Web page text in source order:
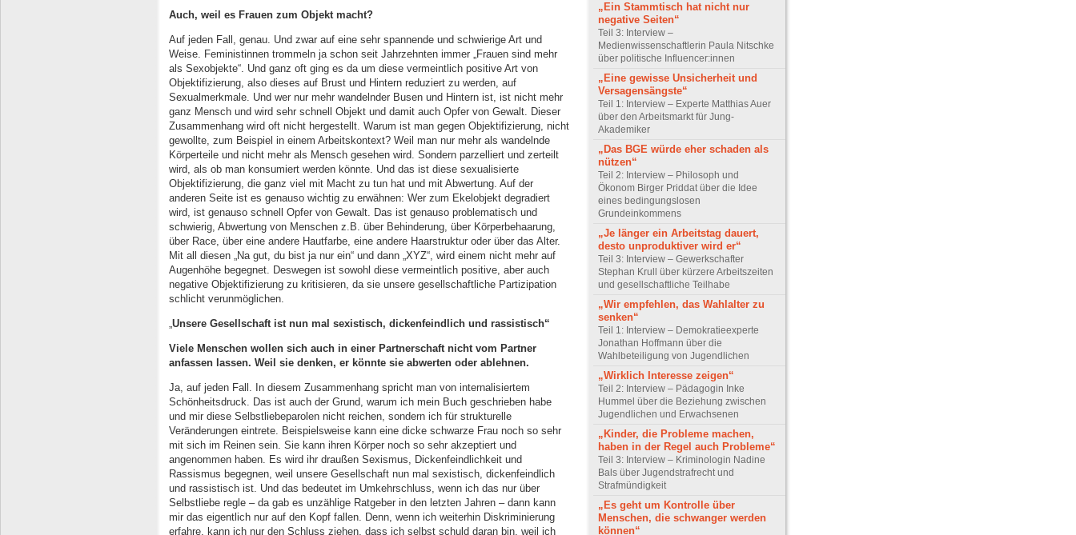
Auch, weil es Frauen zum Objekt macht?
Auf jeden Fall, genau. Und zwar auf eine sehr spannende und schwierige Art und
Weise. Feministinnen trommeln ja schon seit Jahrzehnten immer „Frauen sind mehr
als Sexobjekte“. Und ganz oft ging es da um diese vermeintlich positive Art von
Objektifizierung, also dieses auf Brust und Hintern reduziert zu werden, auf
Sexualmerkmale. Und wer nur mehr wandelnder Busen und Hintern ist, ist nicht mehr
ganz Mensch und wird sehr schnell Objekt und damit auch Opfer von Gewalt. Dieser
Zusammenhang wird oft nicht hergestellt. Warum ist man gegen Objektifizierung, nicht
gewollte, zum Beispiel in einem Arbeitskontext? Weil man nur mehr als wandelnde
Körperteile und nicht mehr als Mensch gesehen wird. Sondern parzelliert und zerteilt
wird, als ob man konsumiert werden könnte. Und das ist diese sexualisierte
Objektifizierung, die ganz viel mit Macht zu tun hat und mit Abwertung. Auf der
anderen Seite ist es genauso wichtig zu erwähnen: Wer zum Ekelobjekt degradiert
wird, ist genauso schnell Opfer von Gewalt. Das ist genauso problematisch und
schwierig, Abwertung von Menschen z.B. über Behinderung, über Körperbehaarung,
über Race, über eine andere Hautfarbe, eine andere Haarstruktur oder über das Alter.
Mit all diesen „Na gut, du bist ja nur ein“ und dann „XYZ“, wird einem nicht mehr auf
Augenhöhe begegnet. Deswegen ist sowohl diese vermeintlich positive, aber auch
negative Objektifizierung zu kritisieren, da sie unsere gesellschaftliche Partizipation
schlicht verunmöglichen.
„Unsere Gesellschaft ist nun mal sexistisch, dickenfeindlich und rassistisch“
Viele Menschen wollen sich auch in einer Partnerschaft nicht vom Partner
anfassen lassen. Weil sie denken, er könnte sie abwerten oder ablehnen.
Ja, auf jeden Fall. In diesem Zusammenhang spricht man von internalisiertem
Schönheitsdruck. Das ist auch der Grund, warum ich mein Buch geschrieben habe
und mir diese Selbstliebeparolen nicht reichen, sondern ich für strukturelle
Veränderungen eintrete. Beispielsweise kann eine dicke schwarze Frau noch so sehr
mit sich im Reinen sein. Sie kann ihren Körper noch so sehr akzeptiert und
angenommen haben. Es wird ihr draußen Sexismus, Dickenfeindlichkeit und
Rassismus begegnen, weil unsere Gesellschaft nun mal sexistisch, dickenfeindlich
und rassistisch ist. Und das bedeutet im Umkehrschluss, wenn ich das nur über
Selbstliebe regle – da gab es unzählige Ratgeber in den letzten Jahren – dann kann
mir das eigentlich nur auf den Kopf fallen. Denn, wenn ich weiterhin Diskriminierung
erfahre, kann ich nur den Schluss ziehen, dass ich selbst schuld daran bin, weil ich
„Ein Stammtisch hat nicht nur
negative Seiten“
Teil 3: Interview –
Medienwissenschaftlerin Paula Nitschke
über politische Influencer:innen
„Eine gewisse Unsicherheit und
Versagensängste“
Teil 1: Interview – Experte Matthias Auer
über den Arbeitsmarkt für Jung-
Akademiker
„Das BGE würde eher schaden als
nützen“
Teil 2: Interview – Philosoph und
Ökonom Birger Priddat über die Idee
eines bedingungslosen
Grundeinkommens
„Je länger ein Arbeitstag dauert,
desto unproduktiver wird er“
Teil 3: Interview – Gewerkschafter
Stephan Krull über kürzere Arbeitszeiten
und gesellschaftliche Teilhabe
„Wir empfehlen, das Wahlalter zu
senken“
Teil 1: Interview – Demokratieexperte
Jonathan Hoffmann über die
Wahlbeteiligung von Jugendlichen
„Wirklich Interesse zeigen“
Teil 2: Interview – Pädagogin Inke
Hummel über die Beziehung zwischen
Jugendlichen und Erwachsenen
„Kinder, die Probleme machen,
haben in der Regel auch Probleme“
Teil 3: Interview – Kriminologin Nadine
Bals über Jugendstrafrecht und
Strafmündigkeit
„Es geht um Kontrolle über
Menschen, die schwanger werden
können“